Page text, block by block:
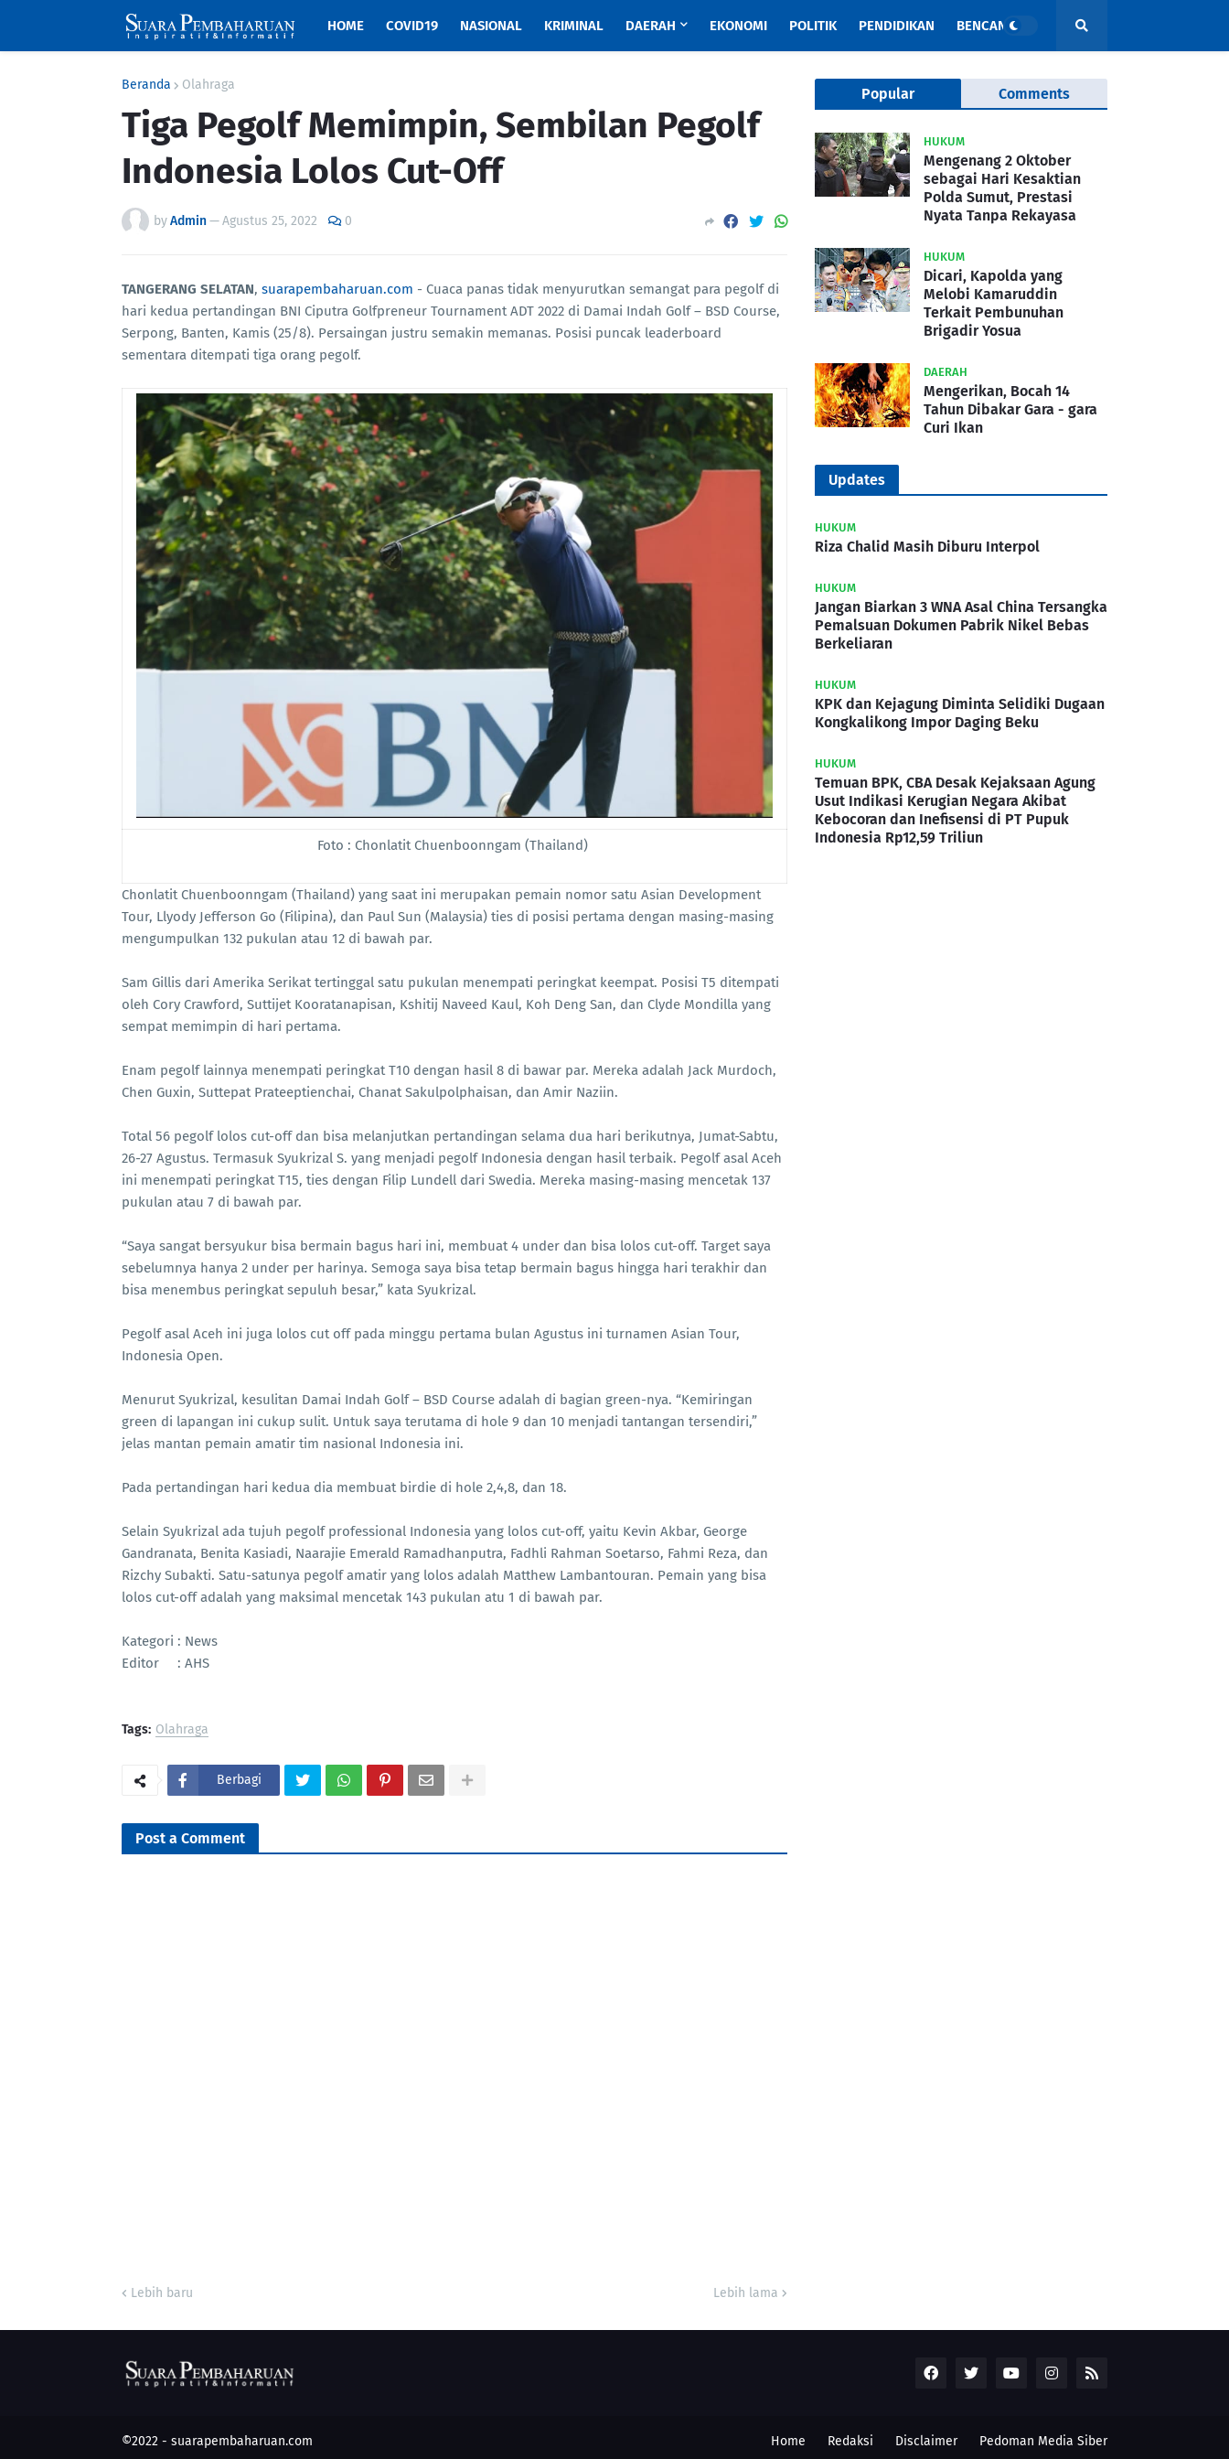
HOME COVID19 NASIONAL KRIMINAL DAERAH EKONOMI POLITIK PENDIDIKAN BENCANA
Beranda Olahraga
Tiga Pegolf Memimpin, Sembilan Pegolf
Indonesia Lolos Cut-Off
byAdmin—Agustus 25, 2022 0
TANGERANG SELATAN, suarapembaharuan.com - Cuaca panas tidak menyurutkan semangat para pegolf di
hari kedua pertandingan BNI Ciputra Golfpreneur Tournament ADT 2022 di Damai Indah Golf – BSD Course,
Serpong, Banten, Kamis (25/8). Persaingan justru semakin memanas. Posisi puncak leaderboard
sementara ditempati tiga orang pegolf.
Foto : Chonlatit Chuenboonngam (Thailand)
Chonlatit Chuenboonngam (Thailand) yang saat ini merupakan pemain nomor satu Asian Development
Tour, Llyody Jefferson Go (Filipina), dan Paul Sun (Malaysia) ties di posisi pertama dengan masing-masing
mengumpulkan 132 pukulan atau 12 di bawah par.
Sam Gillis dari Amerika Serikat tertinggal satu pukulan menempati peringkat keempat. Posisi T5 ditempati
oleh Cory Crawford, Suttijet Kooratanapisan, Kshitij Naveed Kaul, Koh Deng San, dan Clyde Mondilla yang
sempat memimpin di hari pertama.
Enam pegolf lainnya menempati peringkat T10 dengan hasil 8 di bawar par. Mereka adalah Jack Murdoch,
Chen Guxin, Suttepat Prateeptienchai, Chanat Sakulpolphaisan, dan Amir Naziin.
Total 56 pegolf lolos cut-off dan bisa melanjutkan pertandingan selama dua hari berikutnya, Jumat-Sabtu,
26-27 Agustus. Termasuk Syukrizal S. yang menjadi pegolf Indonesia dengan hasil terbaik. Pegolf asal Aceh
ini menempati peringkat T15, ties dengan Filip Lundell dari Swedia. Mereka masing-masing mencetak 137
pukulan atau 7 di bawah par.
“Saya sangat bersyukur bisa bermain bagus hari ini, membuat 4 under dan bisa lolos cut-off. Target saya
sebelumnya hanya 2 under per harinya. Semoga saya bisa tetap bermain bagus hingga hari terakhir dan
bisa menembus peringkat sepuluh besar,” kata Syukrizal.
Pegolf asal Aceh ini juga lolos cut off pada minggu pertama bulan Agustus ini turnamen Asian Tour,
Indonesia Open.
Menurut Syukrizal, kesulitan Damai Indah Golf – BSD Course adalah di bagian green-nya. “Kemiringan
green di lapangan ini cukup sulit. Untuk saya terutama di hole 9 dan 10 menjadi tantangan tersendiri,”
jelas mantan pemain amatir tim nasional Indonesia ini.
Pada pertandingan hari kedua dia membuat birdie di hole 2,4,8, dan 18.
Selain Syukrizal ada tujuh pegolf professional Indonesia yang lolos cut-off, yaitu Kevin Akbar, George
Gandranata, Benita Kasiadi, Naarajie Emerald Ramadhanputra, Fadhli Rahman Soetarso, Fahmi Reza, dan
Rizchy Subakti. Satu-satunya pegolf amatir yang lolos adalah Matthew Lambantouran. Pemain yang bisa
lolos cut-off adalah yang maksimal mencetak 143 pukulan atu 1 di bawah par.
Kategori : News
Editor : AHS
Tags: Olahraga
Berbagi
Post a Comment
Lebih baru Lebih lama
Popular Comments
HUKUM
Mengenang 2 Oktober
sebagai Hari Kesaktian
Polda Sumut, Prestasi
Nyata Tanpa Rekayasa
HUKUM
Dicari, Kapolda yang
Melobi Kamaruddin
Terkait Pembunuhan
Brigadir Yosua
DAERAH
Mengerikan, Bocah 14
Tahun Dibakar Gara - gara
Curi Ikan
Updates
HUKUM
Riza Chalid Masih Diburu Interpol
HUKUM
Jangan Biarkan 3 WNA Asal China Tersangka
Pemalsuan Dokumen Pabrik Nikel Bebas
Berkeliaran
HUKUM
KPK dan Kejagung Diminta Selidiki Dugaan
Kongkalikong Impor Daging Beku
HUKUM
Temuan BPK, CBA Desak Kejaksaan Agung
Usut Indikasi Kerugian Negara Akibat
Kebocoran dan Inefisensi di PT Pupuk
Indonesia Rp12,59 Triliun
©2022 - suarapembaharuan.com Home Redaksi Disclaimer Pedoman Media Siber